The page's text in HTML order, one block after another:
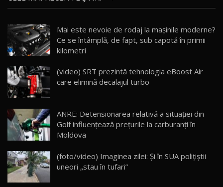
15 14:37
16
AutoBlogMD
13:10
17 20:06
Va fi modelul nr.1 BYD în Moldova? BYD Seal U
30:08
Mai este nevoie de rodaj la mașinile moderne?
Ce se întâmplă, de fapt, sub capotă în primii
kilometri
(video) SRT prezintă tehnologia eBoost Air
care elimină decalajul turbo
ANRE: Detensionarea relativă a situației din
Golf influențează prețurile la carburanți în
Moldova
(foto/video) Imaginea zilei: Și în SUA polițiștii
uneori „stau în tufari”